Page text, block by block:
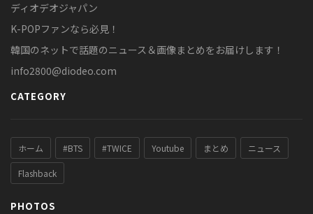
ディオデオジャパン
K-POPファンなら必見！
韓国のネットで話題のニュース＆画像まとめをお届けします！
info2800@diodeo.com
CATEGORY
ホーム #BTS #TWICE Youtube まとめ ニュース
Flashback
PHOTOS